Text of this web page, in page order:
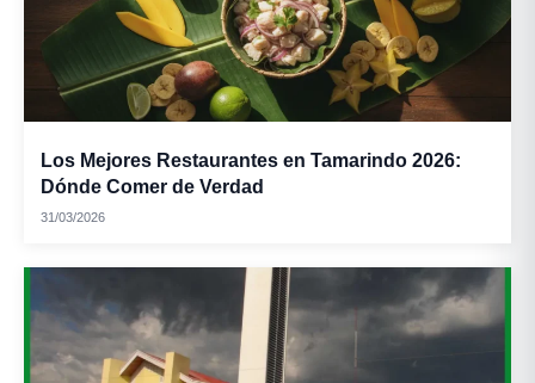
Los Mejores Restaurantes en Tamarindo 2026:
Dónde Comer de Verdad
31/03/2026